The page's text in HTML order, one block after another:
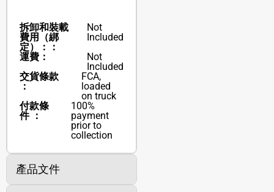
拆卸和裝載
費用（綁
定）：：
Not
Included
運費：
Not
Included
交貨條款
：
FCA,
loaded
on truck
付款條
件 ：
100%
payment
prior to
collection
產品文件